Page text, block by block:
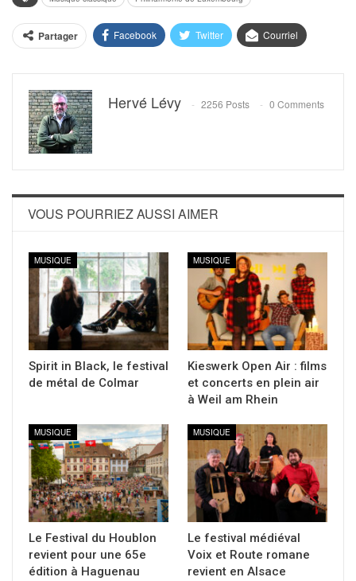
Partager Facebook Twitter Courriel
Hervé Lévy 2256 Posts 0 Comments
VOUS POURRIEZ AUSSI AIMER
MUSIQUE
Spirit in Black, le festival
de métal de Colmar
MUSIQUE
Kieswerk Open Air : films
et concerts en plein air
à Weil am Rhein
MUSIQUE
Le Festival du Houblon
revient pour une 65e
édition à Haguenau
MUSIQUE
Le festival médiéval
Voix et Route romane
revient en Alsace